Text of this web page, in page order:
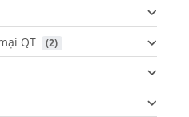
QT (2)